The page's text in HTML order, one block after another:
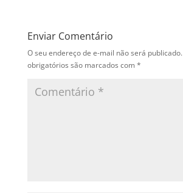
Enviar Comentário
O seu endereço de e-mail não será publicado.
obrigatórios são marcados com *